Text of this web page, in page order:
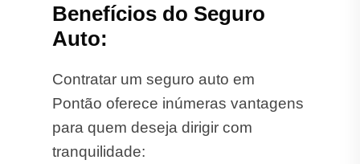
Benefícios do Seguro
Auto:
Contratar um seguro auto em
Pontão oferece inúmeras vantagens
para quem deseja dirigir com
tranquilidade: